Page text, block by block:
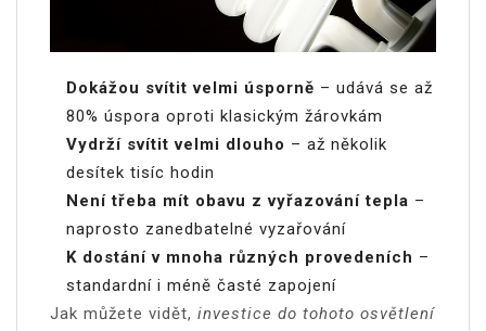
Dokážou svítit velmi úsporně – udává se až
80% úspora oproti klasickým žárovkám
Vydrží svítit velmi dlouho – až několik
desítek tisíc hodin
Není třeba mít obavu z vyřazování tepla –
naprosto zanedbatelné vyzařování
K dostání v mnoha různých provedeních –
standardní i méně časté zapojení
Jak můžete vidět, investice do tohoto osvětlení